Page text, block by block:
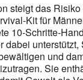
steigt das
Kit für
10-Schritte-
dabei unterstützt,
und
Sie